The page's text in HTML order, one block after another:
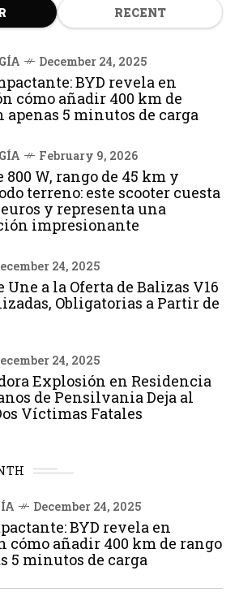
RECENT
December 24, 2025
BYD revela en
cómo añadir 400 km de
apenas 5 minutos de carga
February 9, 2026
800 W, rango de 45 km y
terreno: este scooter cuesta
euros y representa una
impresionante
24, 2025
Une a la Oferta de Balizas V16
Obligatorias a Partir de
24, 2025
Explosión en Residencia
de Pensilvania Deja al
Víctimas Fatales
December 24, 2025
BYD revela en
cómo añadir 400 km de rango
5 minutos de carga